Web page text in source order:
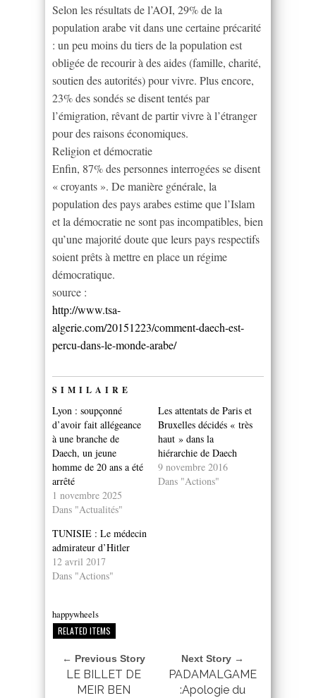
Selon les résultats de l’AOI, 29% de la
population arabe vit dans une certaine précarité
: un peu moins du tiers de la population est
obligée de recourir à des aides (famille, charité,
soutien des autorités) pour vivre. Plus encore,
23% des sondés se disent tentés par
l’émigration, rêvant de partir vivre à l’étranger
pour des raisons économiques.
Religion et démocratie
Enfin, 87% des personnes interrogées se disent
« croyants ». De manière générale, la
population des pays arabes estime que l’Islam
et la démocratie ne sont pas incompatibles, bien
qu’une majorité doute que leurs pays respectifs
soient prêts à mettre en place un régime
démocratique.
source :
http://www.tsa-
algerie.com/20151223/comment-daech-est-
percu-dans-le-monde-arabe/
SIMILAIRE
Lyon : soupçonné
d’avoir fait allégeance
à une branche de
Daech, un jeune
homme de 20 ans a été
arrêté
1 novembre 2025
Dans "Actualités"
Les attentats de Paris et
Bruxelles décidés « très
haut » dans la
hiérarchie de Daech
9 novembre 2016
Dans "Actions"
TUNISIE : Le médecin
admirateur d’Hitler
12 avril 2017
Dans "Actions"
happywheels
RELATED ITEMS
← Previous Story
LE BILLET DE
MEIR BEN
Next Story →
PADAMALGAME
:Apologie du